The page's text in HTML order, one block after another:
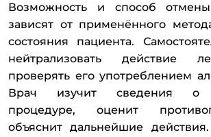
Возможность и способ
зависят от применённого
состояния пациента.
нейтрализовать действие
проверять его употреблением
Врач изучит сведения о
процедуре, оценит
объяснит дальнейшие